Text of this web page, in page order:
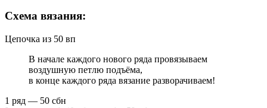
Схема вязания:
Цепочка из 50 вп
В начале каждого нового ряда провязываем
воздушную петлю подъёма,
в конце каждого ряда вязание разворачиваем!
1 ряд — 50 сбн